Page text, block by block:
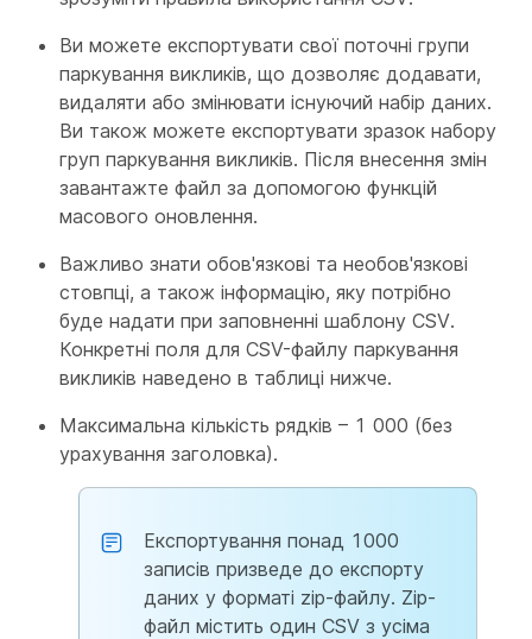
Ви можете експортувати свої поточні групи
паркування викликів, що дозволяє додавати,
видаляти або змінювати існуючий набір даних.
Ви також можете експортувати зразок набору
груп паркування викликів. Після внесення змін
завантажте файл за допомогою функцій
масового оновлення.
Важливо знати обов'язкові та необов'язкові
стовпці, а також інформацію, яку потрібно
буде надати при заповненні шаблону CSV.
Конкретні поля для CSV-файлу паркування
викликів наведено в таблиці нижче.
Максимальна кількість рядків – 1 000 (без
урахування заголовка).
Експортування понад 1000
записів призведе до експорту
даних у форматі zip-файлу. Zip-
файл містить один CSV з усіма